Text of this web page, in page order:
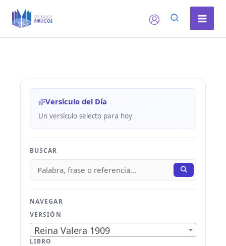
Versículo del Día
Un versículo selecto para hoy
BUSCAR
NAVEGAR
VERSIÓN
Reina Valera 1909
LIBRO